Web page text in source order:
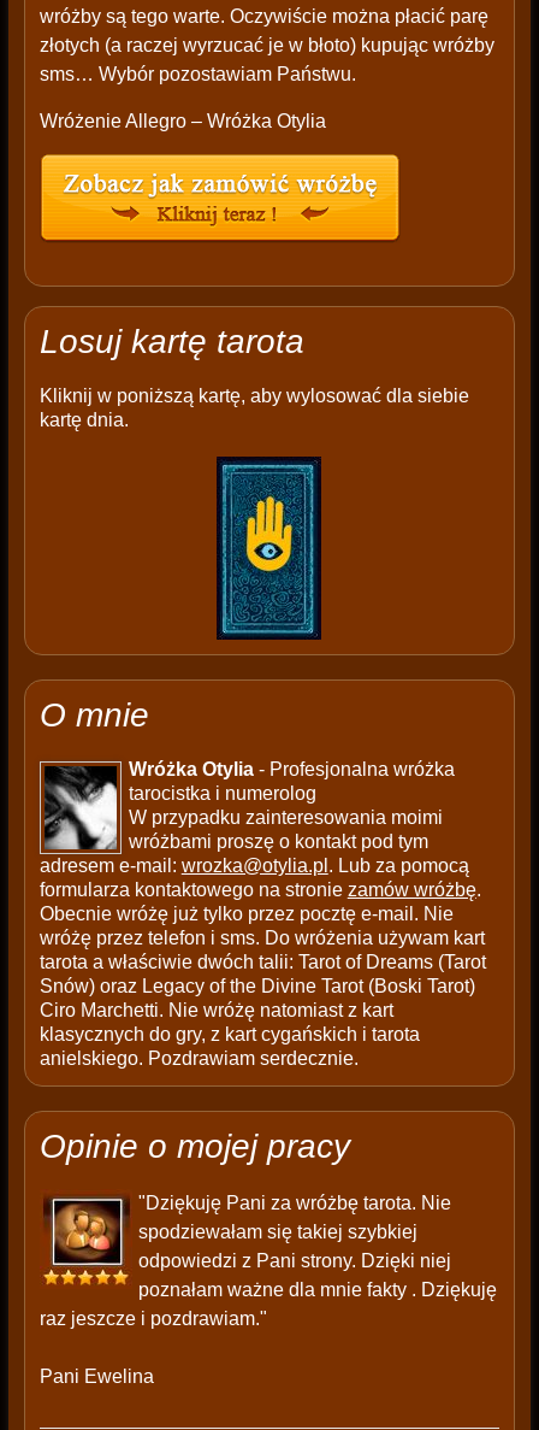
wróżby są tego warte. Oczywiście można płacić parę
złotych (a raczej wyrzucać je w błoto) kupując wróżby
sms… Wybór pozostawiam Państwu.
Wróżenie Allegro – Wróżka Otylia
Losuj kartę tarota
Kliknij w poniższą kartę, aby wylosować dla siebie
kartę dnia.
O mnie
Wróżka Otylia- Profesjonalna wróżka
tarocistka i numerolog
W przypadku zainteresowania moimi
wróżbami proszę o kontakt pod tym
adresem e-mail: wrozka@otylia.pl . Lub za pomocą
formularza kontaktowego na stronie zamów wróżbę.
Obecnie wróżę już tylko przez pocztę e-mail. Nie
wróżę przez telefon i sms. Do wróżenia używam kart
tarota a właściwie dwóch talii: Tarot of Dreams (Tarot
Snów) oraz Legacy of the Divine Tarot (Boski Tarot)
Ciro Marchetti. Nie wróżę natomiast z kart
klasycznych do gry, z kart cygańskich i tarota
anielskiego. Pozdrawiam serdecznie.
Opinie o mojej pracy
"Dziękuję Pani za wróżbę tarota. Nie
spodziewałam się takiej szybkiej
odpowiedzi z Pani strony. Dzięki niej
poznałam ważne dla mnie fakty . Dziękuję
raz jeszcze i pozdrawiam."
Pani Ewelina